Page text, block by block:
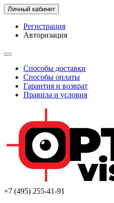
Личный кабинет
Регистрация
Авторизация
Способы доставки
Способы оплаты
Гарантия и возврат
Правила и условия
+7 (495) 255-41-91